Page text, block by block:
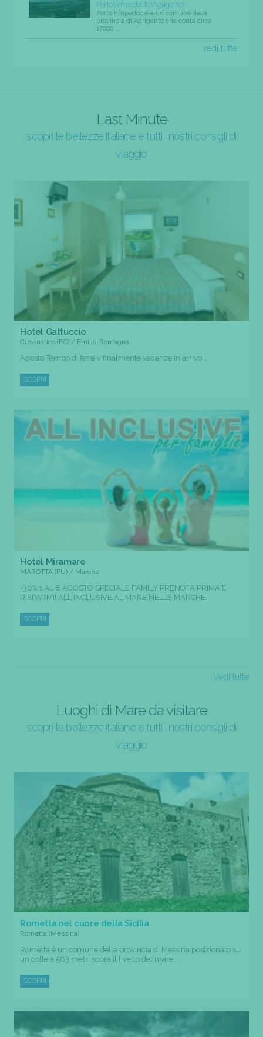
Porto Empedocle (Agrigento)
Porto Empedocle è un comune della
provincia di Agrigento che conta circa
17000 ...
vedi tutte
Last Minute
scopri le bellezze italiane e tutti i nostri consigli di
viaggio
Hotel Gattuccio
Cesenatico (FC) / Emilia-Romagna
Agosto Tempo di ferie v finalmente vacanze in arrivo ...
SCOPRI
Hotel Miramare
MAROTTA (PU) / Marche
-30% 1 AL 8 AGOSTO SPECIALE FAMILY PRENOTA PRIMA E
RISPARMI! ALL INCLUSIVE AL MARE NELLE MARCHE
SCOPRI
Vedi tutte
Luoghi di Mare da visitare
scopri le bellezze italiane e tutti i nostri consigli di
viaggio
Rometta nel cuore della Sicilia
Rometta (Messina)
Rometta è un comune della provincia di Messina posizionato su
un colle a 563 metri sopra il livello del mare....
SCOPRI